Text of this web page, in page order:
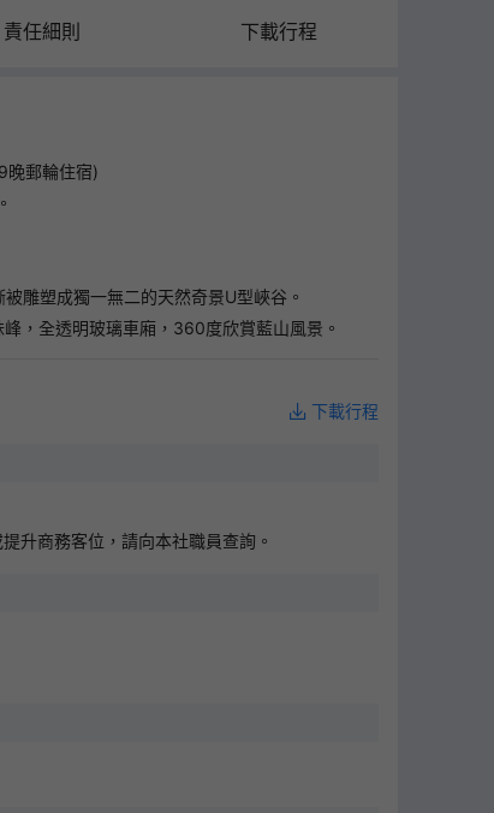
責任細則 下載行程
晚郵輪住宿)
雕塑成獨一無二的天然奇景U型峽谷。
，全透明玻璃車廂，360度欣賞藍山風景。
下載行程
升商務客位，請向本社職員查詢。